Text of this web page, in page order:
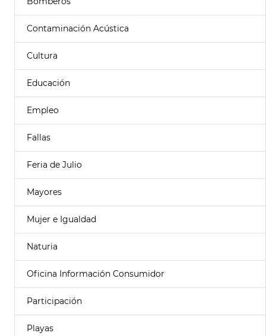
Contaminación Acústica
Cultura
Educación
Empleo
Fallas
Feria de Julio
Mayores
Mujer e Igualdad
Naturia
Oficina Información Consumidor
Participación
Playas